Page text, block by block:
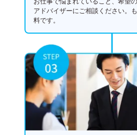
アドバイザーにご相談ください。
料です。